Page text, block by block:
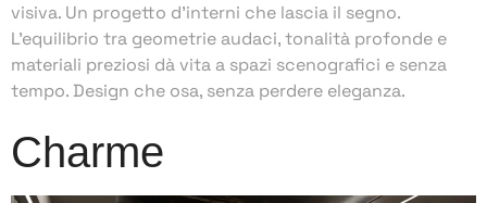
visiva. Un progetto d’interni che lascia il segno.
L’equilibrio tra geometrie audaci, tonalità profonde e
materiali preziosi dà vita a spazi scenografici e senza
tempo. Design che osa, senza perdere eleganza.
Charme